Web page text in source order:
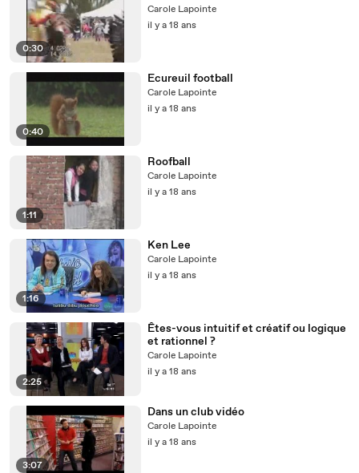
0:30
Carole Lapointe
il y a 18 ans
0:40
Ecureuil football
Carole Lapointe
il y a 18 ans
1:11
Roofball
Carole Lapointe
il y a 18 ans
1:16
Ken Lee
Carole Lapointe
il y a 18 ans
2:25
Êtes-vous intuitif et créatif ou logique
et rationnel ?
Carole Lapointe
il y a 18 ans
3:07
Dans un club vidéo
Carole Lapointe
il y a 18 ans